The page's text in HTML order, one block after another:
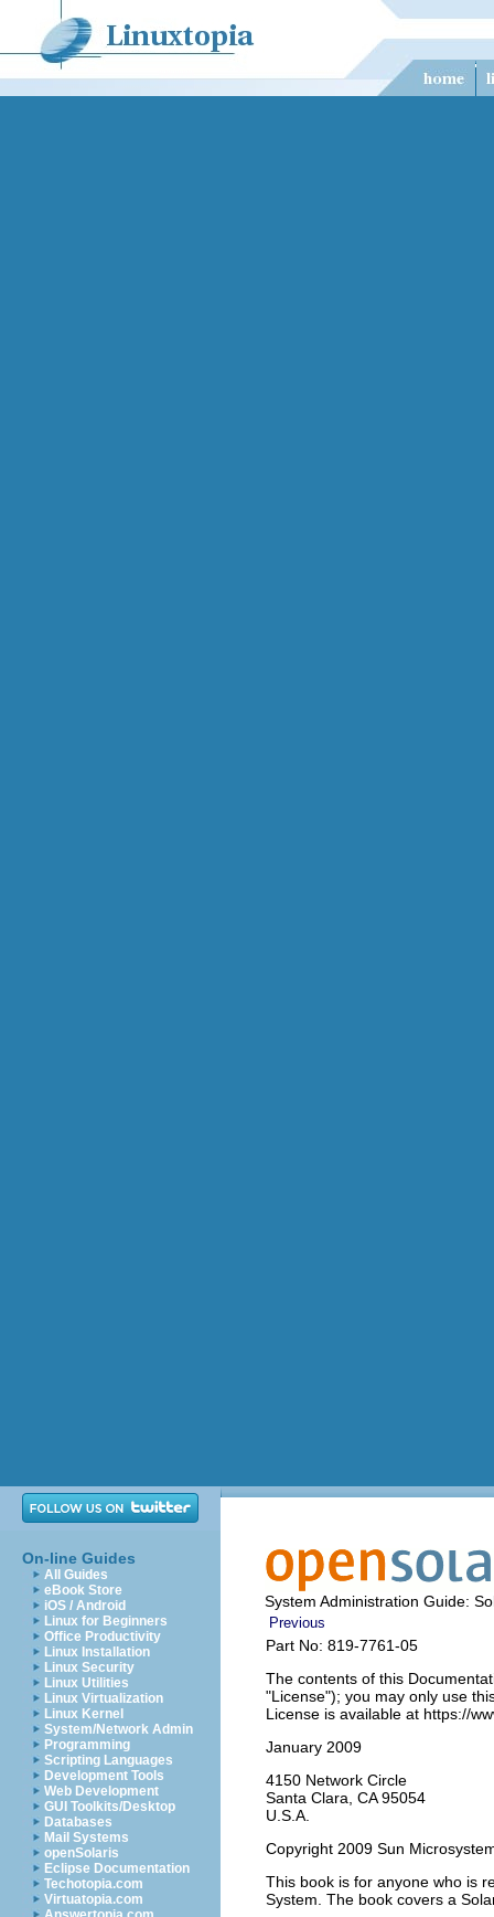
On-line Guides
All Guides
eBook Store
iOS / Android
Linux for Beginners
Office Productivity
Linux Installation
Linux Security
Linux Utilities
Linux Virtualization
Linux Kernel
System/Network Admin
Programming
Scripting Languages
Development Tools
Web Development
GUI Toolkits/Desktop
Databases
Mail Systems
openSolaris
Eclipse Documentation
Techotopia.com
Virtuatopia.com
System Administration Guide:
Previous
Part No: 819-7761-05
The contents of this
"License"); you may only use
License is available at https://
January 2009
4150 Network Circle
Santa Clara, CA 95054
U.S.A.
Copyright 2009 Sun
This book is for anyone who is
System. The book covers a